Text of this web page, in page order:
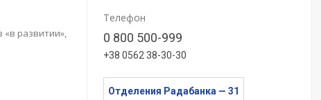
«в развитии»,
Телефон
0 800 500-999
+38 0562 38-30-30
Отделения Радабанка — 31